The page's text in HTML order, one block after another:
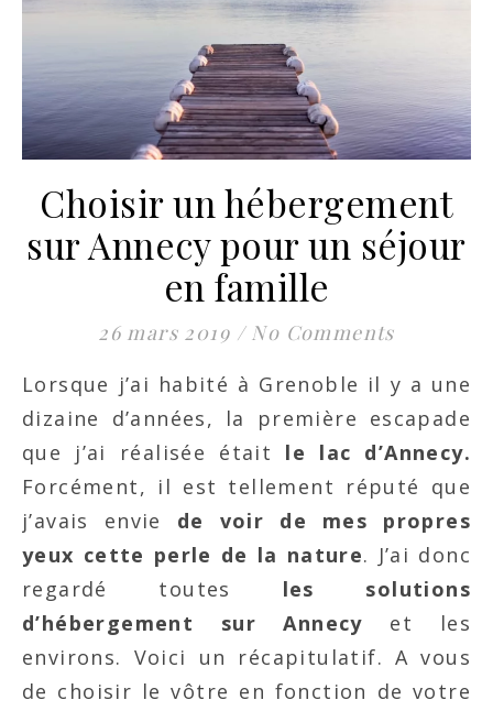
Choisir un hébergement
sur Annecy pour un séjour
en famille
26 mars 2019 / No Comments
Lorsque j’ai habité à Grenoble il y a une
dizaine d’années, la première escapade
que j’ai réalisée était le lac d’Annecy.
Forcément, il est tellement réputé que
j’avais envie de voir de mes propres
yeux cette perle de la nature. J’ai donc
regardé toutes les solutions
d’hébergement sur Annecy et les
environs. Voici un récapitulatif. A vous
de choisir le vôtre en fonction de votre